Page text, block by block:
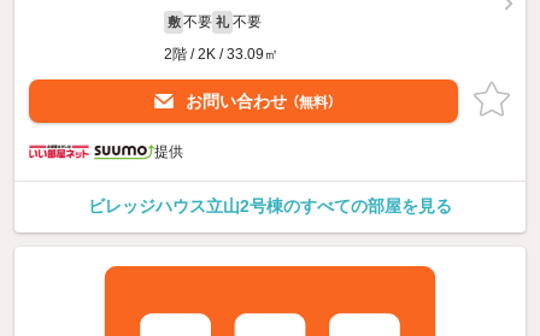
敷 不要 礼 不要
2階 / 2K / 33.09㎡
お問い合わせ （無料）
提供
ビレッジハウス立山2号棟のすべての部屋を見る